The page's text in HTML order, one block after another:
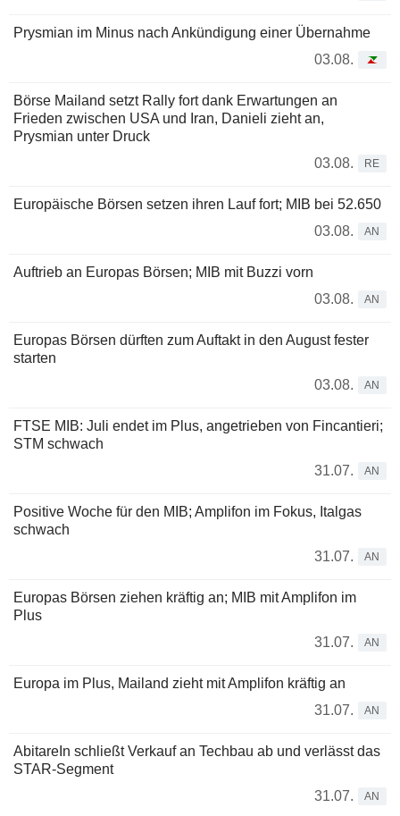
Prysmian im Minus nach Ankündigung einer Übernahme
03.08.
Börse Mailand setzt Rally fort dank Erwartungen an
Frieden zwischen USA und Iran, Danieli zieht an,
Prysmian unter Druck
03.08.
RE
Europäische Börsen setzen ihren Lauf fort; MIB bei 52.650
03.08.
AN
Auftrieb an Europas Börsen; MIB mit Buzzi vorn
03.08.
AN
Europas Börsen dürften zum Auftakt in den August fester
starten
03.08.
AN
FTSE MIB: Juli endet im Plus, angetrieben von Fincantieri;
STM schwach
31.07.
AN
Positive Woche für den MIB; Amplifon im Fokus, Italgas
schwach
31.07.
AN
Europas Börsen ziehen kräftig an; MIB mit Amplifon im
Plus
31.07.
AN
Europa im Plus, Mailand zieht mit Amplifon kräftig an
31.07.
AN
AbitareIn schließt Verkauf an Techbau ab und verlässt das
STAR-Segment
31.07.
AN